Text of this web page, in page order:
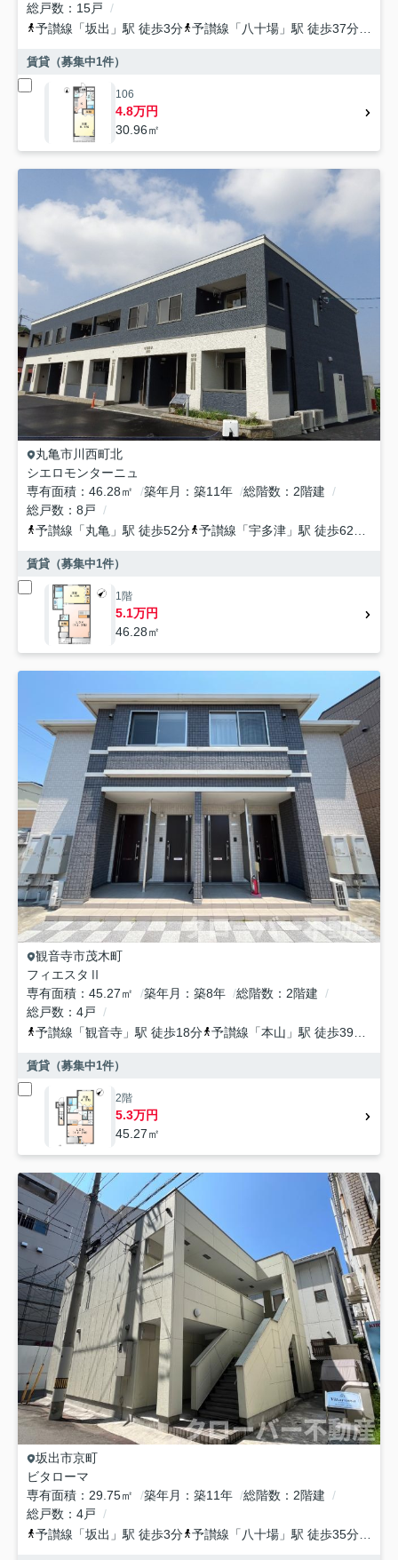
総戸数
15戸
予讃線 「坂出 」駅 徒歩3分 予讃線 「 八十場 」駅 徒歩37分 予讃
賃貸（募集中1件）
106
4.8万円
30.96㎡
丸亀市川西町北
シエロモンターニュ
専有面積
46.28㎡ 築年月 築11年 総階数
2階建
総戸数
8戸
予讃線 「丸亀 」駅 徒歩52分 予讃線 「宇多津 」駅 徒歩62分
賃貸（募集中1件）
1階
5.1万円
46.28㎡
観音寺市茂木町
フィエスタⅡ
専有面積
45.27㎡ 築年月 築8年 総階数
2階建
総戸数
4戸
予讃線 「観音寺 」駅 徒歩18分 予讃線 「本山 」駅 徒歩39分
賃貸（募集中1件）
2階
5.3万円
45.27㎡
坂出市京町
ビタローマ
専有面積
29.75㎡ 築年月 築11年 総階数
2階建
総戸数
4戸
予讃線 「坂出 」駅 徒歩3分 予讃線 「 八十場 」駅 徒歩35分 予讃